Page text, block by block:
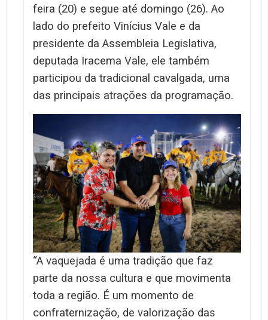
feira (20) e segue até domingo (26). Ao
lado do prefeito Vinícius Vale e da
presidente da Assembleia Legislativa,
deputada Iracema Vale, ele também
participou da tradicional cavalgada, uma
das principais atrações da programação.
“A vaquejada é uma tradição que faz
parte da nossa cultura e que movimenta
toda a região. É um momento de
confraternização, de valorização das